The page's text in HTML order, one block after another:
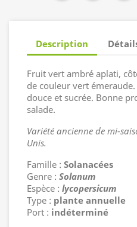
Description
Fruit vert ambré aplati,
de couleur vert
douce et sucrée. Bonne
salade.
Variété ancienne de mi-
Unis.
Famille : Solanacées
Genre : Solanum
Espèce : lycopersicum
Type : plante annuelle
Port : indéterminé